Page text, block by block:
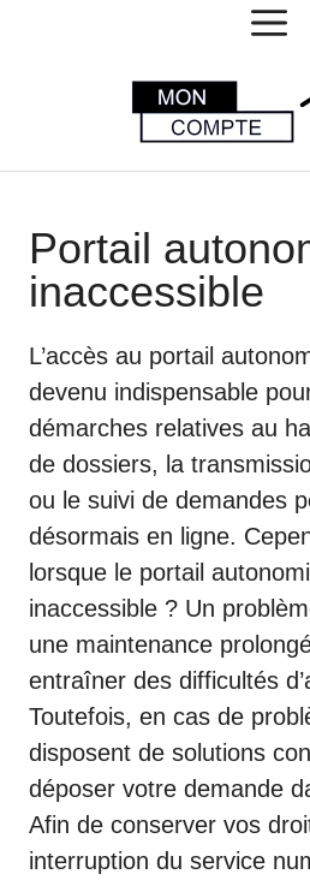
Portail
inaccessible
L’accès au portail
devenu indispensable
démarches relatives au
de dossiers, la
ou le suivi de demandes
désormais en ligne.
lorsque le portail
inaccessible ? Un
une maintenance
entraîner des difficultés
Toutefois, en cas de
disposent de solutions
déposer votre demande
Afin de conserver vos
interruption du service